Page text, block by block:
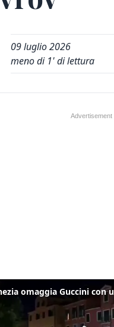
09 luglio 2026
meno di 1' di lettura